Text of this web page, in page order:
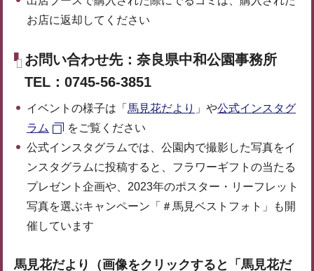
お店に返却してください
お問い合わせ先：奈良県中和公園事務所
TEL：0745-56-3851
イベントの様子は「 馬見花だより 」や公式インスタグ
ラム
をご覧ください
公式インスタグラムでは、公園内で撮影した写真をイ
ンスタグラムに投稿すると、フラワーギフトの当たる
プレゼント企画や、2023年のポスター・リーフレット
写真を選ぶキャンペーン「＃馬見ベストフォト」も開
催しています
馬見花だより（画像をクリックすると「馬見花だ